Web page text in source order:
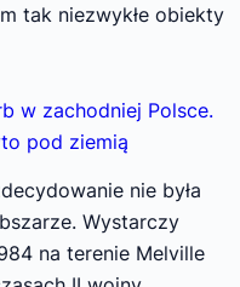
tak niezwykłe obiekty
w zachodniej Polsce.
pod ziemią
nie była
Wystarczy
na terenie Melville